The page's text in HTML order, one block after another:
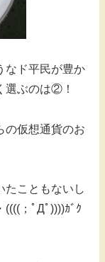
なド平民が豊か
選ぶのは②！
の仮想通貨のお
たこともないし
；ﾟДﾟ))))ｶﾞｸ